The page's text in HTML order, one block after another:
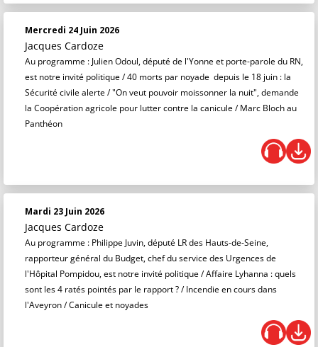
Mercredi 24 Juin 2026
Jacques Cardoze
Au programme : Julien Odoul, député de l'Yonne et porte-parole du RN,
est notre invité politique / 40 morts par noyade depuis le 18 juin : la
Sécurité civile alerte / "On veut pouvoir moissonner la nuit", demande
la Coopération agricole pour lutter contre la canicule / Marc Bloch au
Panthéon
Mardi 23 Juin 2026
Jacques Cardoze
Au programme : Philippe Juvin, député LR des Hauts-de-Seine,
rapporteur général du Budget, chef du service des Urgences de
l'Hôpital Pompidou, est notre invité politique / Affaire Lyhanna : quels
sont les 4 ratés pointés par le rapport ? / Incendie en cours dans
l'Aveyron / Canicule et noyades